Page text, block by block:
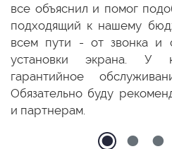
все объяснил и помог
подходящий к нашему
всем пути - от звонка и
установки экрана. У
гарантийное
Обязательно буду
и партнерам.